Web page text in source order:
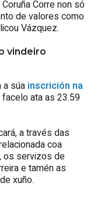
Corre non só
de valores como
Vázquez.
vindeiro
súa inscrición na
ata as 23.59
a través das
coa
os servizos de
e tamén as
xuño.